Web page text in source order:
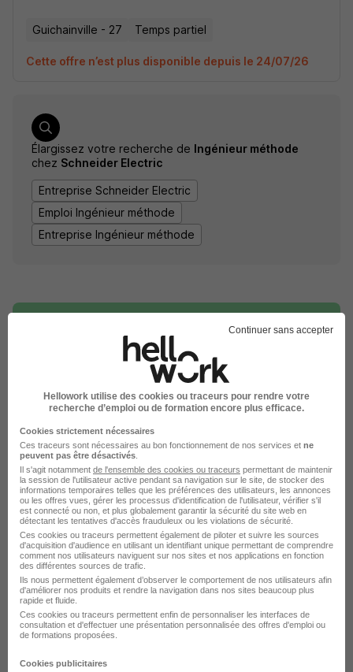
Guichainville - 27 Temps partiel
Cette offre n’est plus disponible depuis le 24/07/26
Élargissez votre recherche de Ingénieur méthode
chez Schneider Electric
Entreprise Schneider Electric
Emploi Ingénieur méthode
Entreprise Ingénieur méthode
DÉPOSEZ VOTRE CV
Rendez votre CV accessible à l’ensemble des
Rendre mon CV visible
Le Recrutement chez Schneider
Electric dans le domaine Production
Schneider Electric Technicien d'interventions HTA
Continuer sans accepter
Hellowork utilise des cookies ou traceurs pour rendre votre
recherche d’emploi ou de formation encore plus efficace.
Cookies strictement nécessaires
Ces traceurs sont nécessaires au bon fonctionnement de nos services et ne
peuvent pas être désactivés
Il s'agit notamment de l'ensemble des cookies ou traceurs permettant de maintenir
la session de l'utilisateur active pendant sa navigation sur le site, de stocker des
informations temporaires telles que les préférences des utilisateurs, les annonces
ou les offres vues, gérer les processus d'identification de l'utilisateur, vérifier s'il
est connecté ou non, et plus globalement garantir la sécurité du site web en
détectant les tentatives d'accès frauduleux ou les violations de sécurité.
Ces cookies ou traceurs permettent également de piloter et suivre les sources
d'acquisition d'audience en utilisant un identifiant unique permettant de comprendre
comment nos utilisateurs naviguent sur nos sites et nos applications en fonction
des différentes sources de trafic.
Ils nous permettent également d’observer le comportement de nos utilisateurs afin
d'améliorer nos produits et rendre la navigation dans nos sites beaucoup plus
rapide et fluide.
Ces cookies ou traceurs permettent enfin de personnaliser les interfaces de
consultation et d'effectuer une présentation personnalisée des offres d'emploi ou
de formations proposées.
Cookies publicitaires